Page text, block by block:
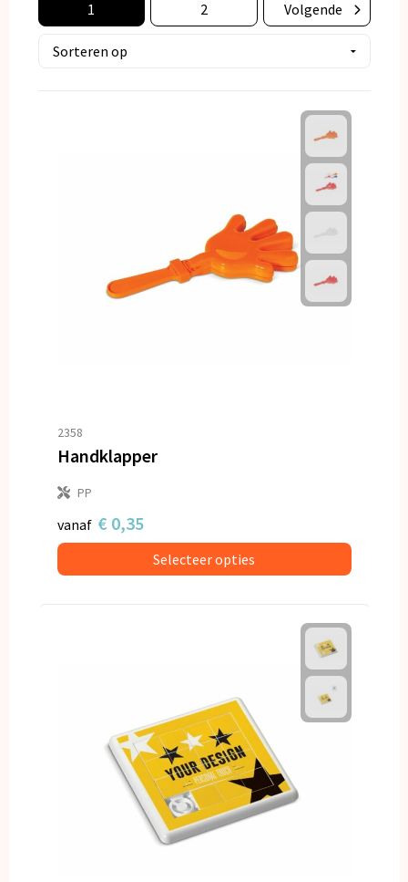
Kerst
Kinderen, Peuters en Baby's
Reisbenodigdheden
Spellen voor binnen en buiten
Vrije tijd en Strand
1 2 Volgende
2358
Handklapper
PP
vanaf € 0,35
Selecteer opties